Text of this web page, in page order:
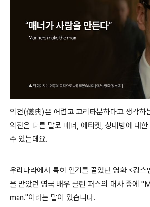
의전(儀典)은 어렵고 고리타분하다고 생각하
의전은 다른 말로 매너, 에티켓, 상대방에 대
수 있는데요.
우리나라에서 특히 인기를 끌었던 영화 <킹스
을 맡았던 영국 배우 콜린 퍼스의 대사 중에
man."이라는 말이 있습니다.